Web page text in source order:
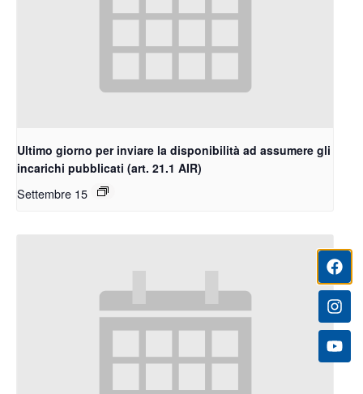
Ultimo giorno per inviare la disponibilità ad assumere gli
incarichi pubblicati (art. 21.1 AIR)
Settembre 15